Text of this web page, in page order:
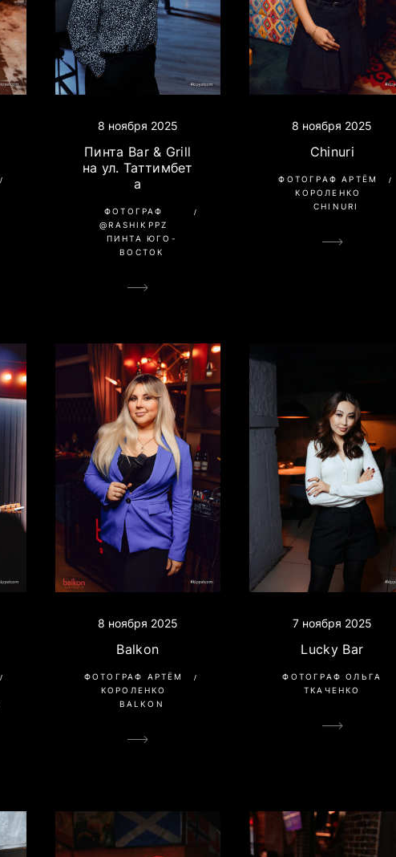
8 ноября 2025
Пинта Bar & Grill
на ул. Таттимбет
а
ФОТОГРАФ
@RASHIKPPZ
ПИНТА ЮГО-
ВОСТОК
8 ноября 2025
Chinuri
ФОТОГРАФ АРТЁМ
КОРОЛЕНКО
CHINURI
8 ноября 2025
Balkon
ФОТОГРАФ АРТЁМ
КОРОЛЕНКО
BALKON
7 ноября 2025
Lucky Bar
ФОТОГРАФ ОЛЬГА
ТКАЧЕНКО